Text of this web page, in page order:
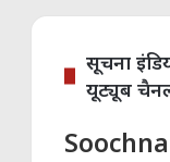
सूचना
यूट्यूब